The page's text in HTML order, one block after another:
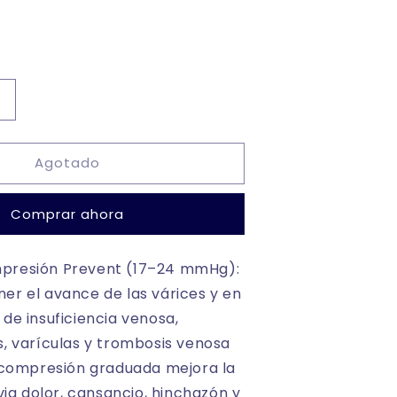
Medias
compresión
Agotado
Comprar ahora
Prevent (17–24 mmHg):
el avance de las várices y en
insuficiencia venosa,
varículas y trombosis venosa
graduada mejora la
dolor, cansancio, hinchazón y